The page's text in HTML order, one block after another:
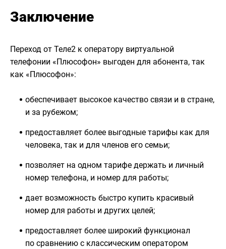
Заключение
Переход от Теле2 к оператору виртуальной
телефонии «Плюсофон» выгоден для абонента, так
как «Плюсофон»:
обеспечивает высокое качество связи и в стране,
и за рубежом;
предоставляет более выгодные тарифы как для
человека, так и для членов его семьи;
позволяет на одном тарифе держать и личный
номер телефона, и номер для работы;
дает возможность быстро купить красивый
номер для работы и других целей;
предоставляет более широкий функционал
по сравнению с классическим оператором